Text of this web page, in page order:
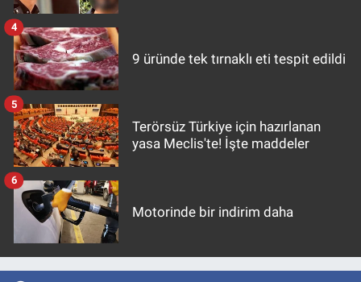
9 üründe tek tırnaklı eti tespit edildi
4
Terörsüz Türkiye için hazırlanan
yasa Meclis'te! İşte maddeler
5
Motorinde bir indirim daha
6